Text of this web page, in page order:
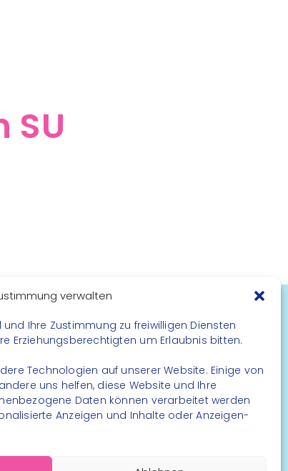
verwalten
und Ihre Zustimmung zu freiwilligen Diensten
Erziehungsberechtigten um Erlaubnis bitten.
Technologien auf unserer Website. Einige von
uns helfen, diese Website und Ihre
Daten können verarbeitet werden
Anzeigen und Inhalte oder Anzeigen-
UNS
Instagram
Facebook